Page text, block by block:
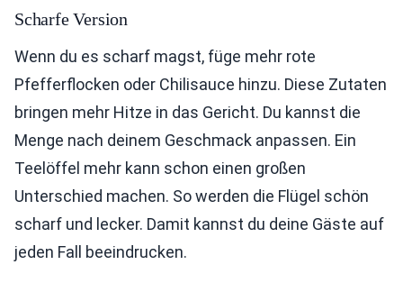
Scharfe Version
Wenn du es scharf magst, füge mehr rote
Pfefferflocken oder Chilisauce hinzu. Diese Zutaten
bringen mehr Hitze in das Gericht. Du kannst die
Menge nach deinem Geschmack anpassen. Ein
Teelöffel mehr kann schon einen großen
Unterschied machen. So werden die Flügel schön
scharf und lecker. Damit kannst du deine Gäste auf
jeden Fall beeindrucken.